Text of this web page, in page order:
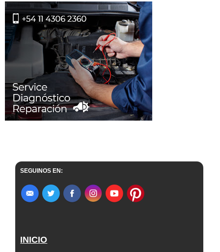
SEGUINOS EN:
INICIO